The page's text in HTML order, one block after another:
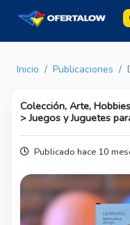
Inicio Publicaciones
Colección, Arte,
> Juegos y Juguetes
Publicado hace 10